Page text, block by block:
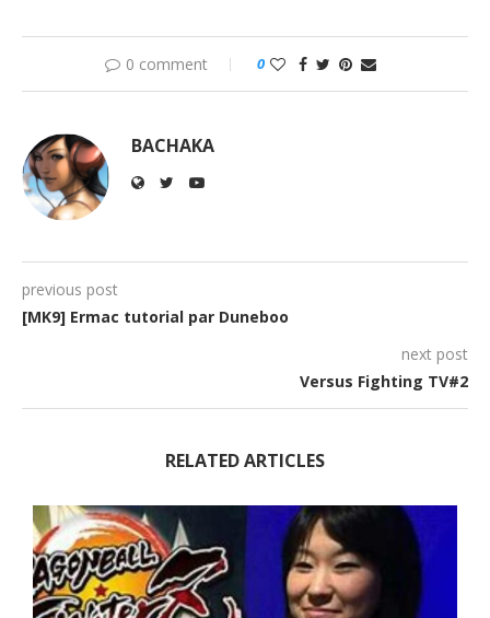
0 comment 0
BACHAKA
previous post
[MK9] Ermac tutorial par Duneboo
next post
Versus Fighting TV#2
RELATED ARTICLES